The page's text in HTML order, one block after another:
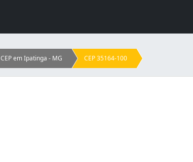
CEP em Ipatinga - MG CEP 35164-100